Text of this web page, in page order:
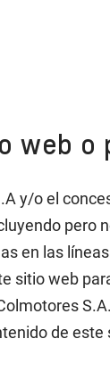
web o
y/o el
pero
en las
sitio web
de este